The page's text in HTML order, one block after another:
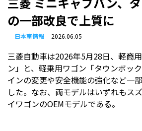
の一部改良で上質に
日本車情報​ 2026.06.05
三菱自動車は2026年5月28日、軽商
ン」と、軽乗用ワゴン「タウンボッ
インの変更や安全機能の強化など一
した。なお、両モデルはいずれもス
イワゴンのOEMモデルである。